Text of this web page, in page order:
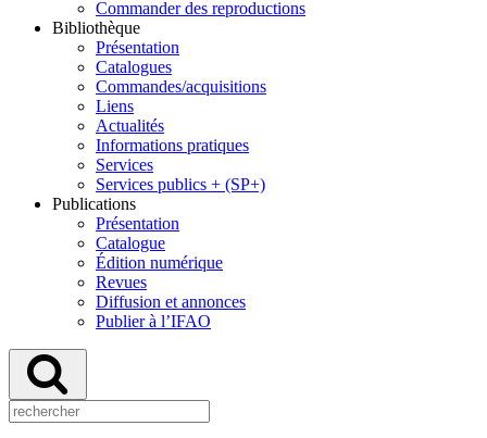
Commander des reproductions
Bibliothèque
Présentation
Catalogues
Commandes/acquisitions
Liens
Actualités
Informations pratiques
Services
Services publics + (SP+)
Publications
Présentation
Catalogue
Édition numérique
Revues
Diffusion et annonces
Publier à l’IFAO